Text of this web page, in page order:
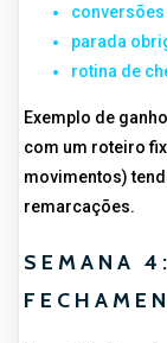
parada
rotina de
Exemplo de
com um roteiro
movimentos)
remarcações.
SEMANA